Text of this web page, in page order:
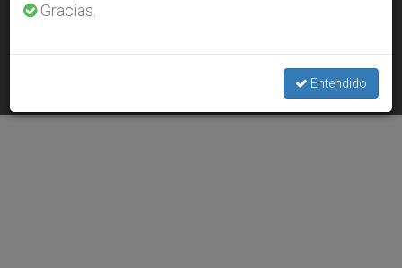
JUN 16, 2001 00:00
Gracias.
Entendido